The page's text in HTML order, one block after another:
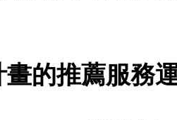
畫的推薦服務